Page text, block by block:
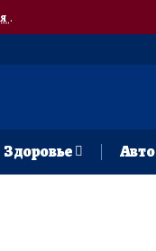
.
Здоровье Авто